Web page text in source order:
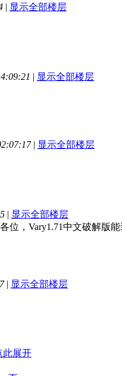
| 显示全部楼层
| 显示全部楼层
| 显示全部楼层
| 显示全部楼层
位，Vary1.71中文破解版
| 显示全部楼层
此展开